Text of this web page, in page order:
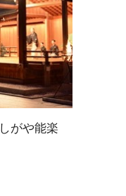
がや能楽